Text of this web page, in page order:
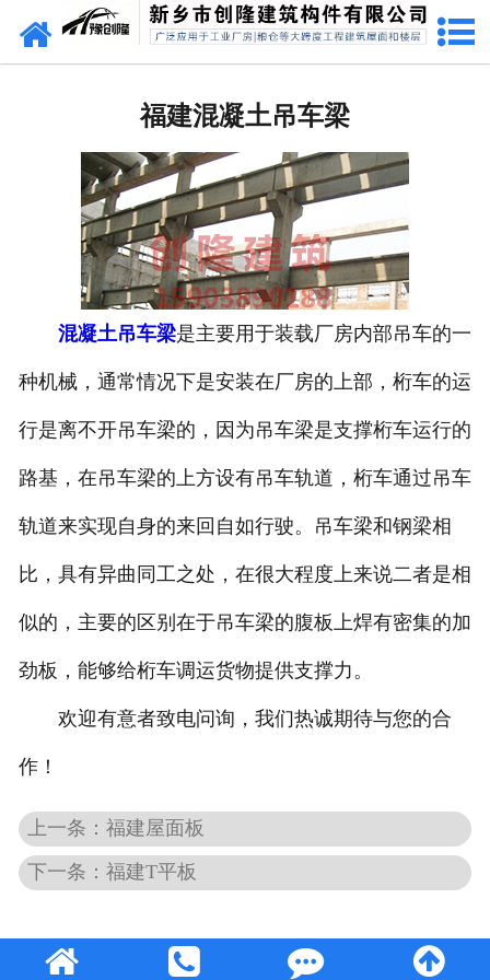
网站首页
福建预应力混凝土屋面板
福建预应力混凝土构件
福建预应力混凝土吊车梁
福建预应力混凝土折线形屋架
福建混凝土吊车梁
混凝土吊车梁是主要用于装载厂房内部吊车的一
种机械，通常情况下是安装在厂房的上部，桁车的运
行是离不开吊车梁的，因为吊车梁是支撑桁车运行的
路基，在吊车梁的上方设有吊车轨道，桁车通过吊车
轨道来实现自身的来回自如行驶。吊车梁和钢梁相
比，具有异曲同工之处，在很大程度上来说二者是相
似的，主要的区别在于吊车梁的腹板上焊有密集的加
劲板，能够给桁车调运货物提供支撑力。
欢迎有意者致电问询，我们热诚期待与您的合
作！
上一条：福建屋面板
下一条：福建T平板